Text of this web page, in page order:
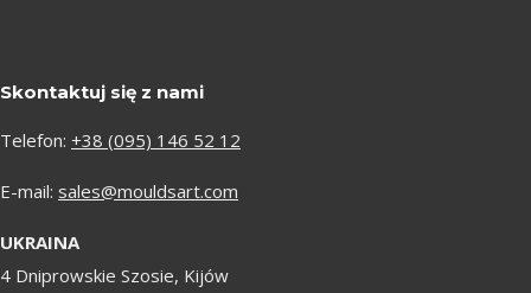
Skontaktuj się z nami
Telefon: +38 (095) 146 52 12
E-mail: sales@mouldsart.com
UKRAINA
4 Dniprowskie Szosie, Kijów